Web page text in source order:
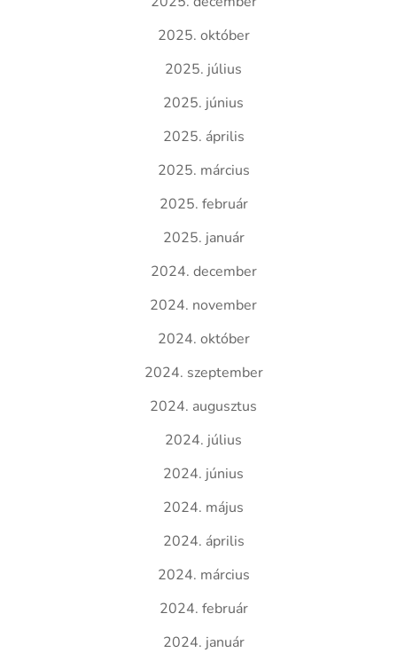
2025. október
2025. július
2025. június
2025. április
2025. március
2025. február
2025. január
2024. december
2024. november
2024. október
2024. szeptember
2024. augusztus
2024. július
2024. június
2024. május
2024. április
2024. március
2024. február
2024. január